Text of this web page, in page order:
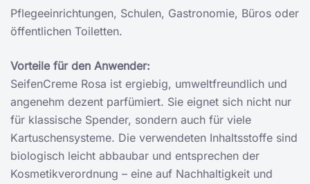
Pflegeeinrichtungen, Schulen, Gastronomie, Büros oder
öffentlichen Toiletten.
Vorteile für den Anwender:
SeifenCreme Rosa ist ergiebig, umweltfreundlich und
angenehm dezent parfümiert. Sie eignet sich nicht nur
für klassische Spender, sondern auch für viele
Kartuschensysteme. Die verwendeten Inhaltsstoffe sind
biologisch leicht abbaubar und entsprechen der
Kosmetikverordnung – eine auf Nachhaltigkeit und